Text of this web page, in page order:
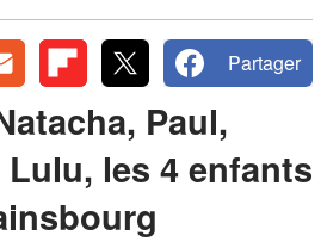
Partager
Paul,
les 4 enfants